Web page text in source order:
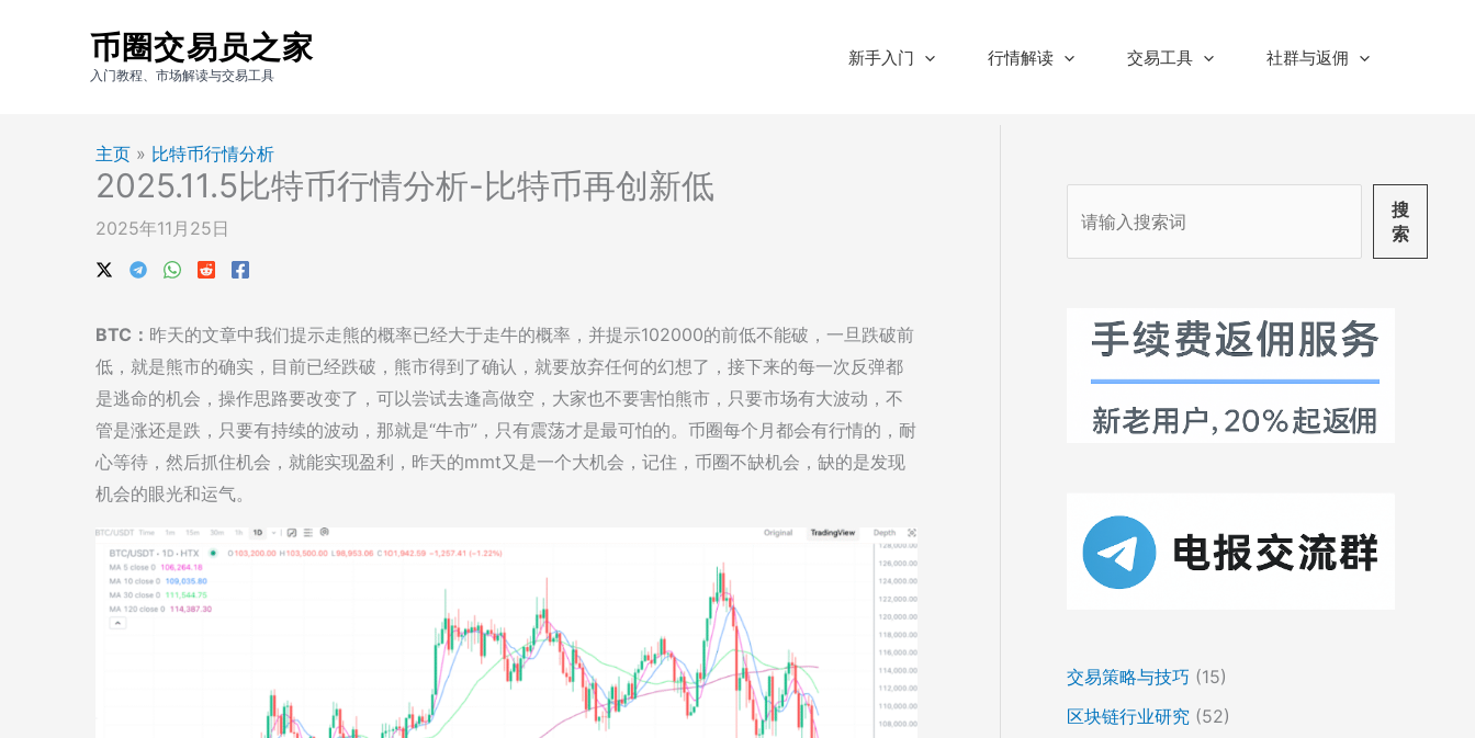
币圈交易员之家
入门教程、市场解读与交易工具
新手入门 行情解读 交易工具 社群与返佣
主页 » 比特币行情分析
2025.11.5比特币行情分析-比特币再创新低
2025年11月25日
BTC： 昨天的文章中我们提示走熊的概率已经大于走牛的概率，并提示102000的前低不能破，一旦跌破前
低，就是熊市的确实，目前已经跌破，熊市得到了确认，就要放弃任何的幻想了，接下来的每一次反弹都
是逃命的机会，操作思路要改变了，可以尝试去逢高做空，大家也不要害怕熊市，只要市场有大波动，不
管是涨还是跌，只要有持续的波动，那就是“牛市”，只有震荡才是最可怕的。币圈每个月都会有行情的，耐
心等待，然后抓住机会，就能实现盈利，昨天的mmt又是一个大机会，记住，币圈不缺机会，缺的是发现
机会的眼光和运气。
搜
索
交易策略与技巧 (15)
区块链行业研究 (52)